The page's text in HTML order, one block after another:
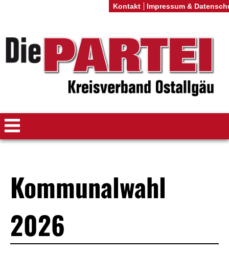
Kommunalwahl
2026
Kontakt Impressum &